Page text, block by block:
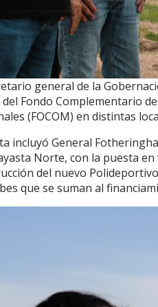
general de la
Fondo Complementario
(FOCOM) en distintas
incluyó General
Norte, con la puesta
del nuevo
que se suman al